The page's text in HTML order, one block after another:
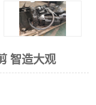
智造大观